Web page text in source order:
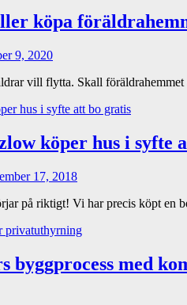
köpa
9, 2020
vill flytta. Skall
köper hus i syfte
17, 2018
på riktigt! Vi har precis köpt en
byggprocess med